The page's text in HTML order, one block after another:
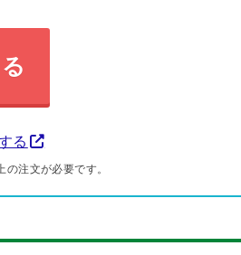
る
注文が必要です。